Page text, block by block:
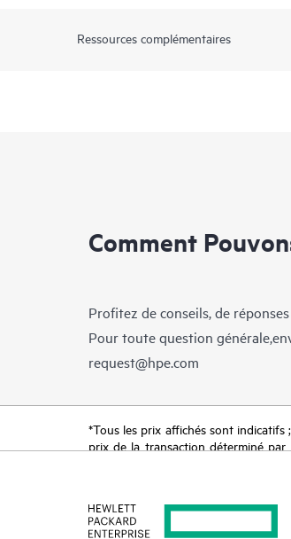
Ressources complémentaires
Comment
Profitez de conseils, de
Pour toute question
request@hpe.com
*Tous les prix affichés sont
prix de la transaction déterminé
produit, la disponibilité restreinte